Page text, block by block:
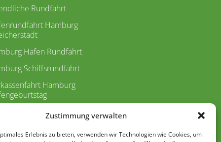
Zustimmung verwalten
Erlebnis zu bieten, verwenden wir Technologien wie Cookies, um
Rundfahrt
Hamburg
Hafen Rundfahrt
Schiffsrundfahrt
Hamburg
Hamburg